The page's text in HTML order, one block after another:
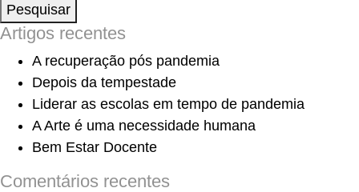
Pesquisar
Artigos recentes
A recuperação pós pandemia
Depois da tempestade
Liderar as escolas em tempo de pandemia
A Arte é uma necessidade humana
Bem Estar Docente
Comentários recentes